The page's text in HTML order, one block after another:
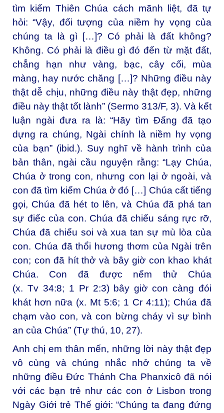
tìm kiếm Thiên Chúa cách mãnh liệt, đã tự
hỏi: “Vậy, đối tượng của niềm hy vọng của
chúng ta là gì […]? Có phải là đất không?
Không. Có phải là điều gì đó đến từ mặt đất,
chẳng hạn như vàng, bạc, cây cối, mùa
màng, hay nước chăng […]? Những điều này
thật dễ chịu, những điều này thật đẹp, những
điều này thật tốt lành” (Sermo 313/F, 3). Và kết
luận ngài đưa ra là: “Hãy tìm Đấng đã tạo
dựng ra chúng, Ngài chính là niềm hy vọng
của bạn” (ibid.). Suy nghĩ về hành trình của
bản thân, ngài cầu nguyện rằng: “Lạy Chúa,
Chúa ở trong con, nhưng con lại ở ngoài, và
con đã tìm kiếm Chúa ở đó […] Chúa cất tiếng
gọi, Chúa đã hét to lên, và Chúa đã phá tan
sự điếc của con. Chúa đã chiếu sáng rực rỡ,
Chúa đã chiếu soi và xua tan sự mù lòa của
con. Chúa đã thổi hương thơm của Ngài trên
con; con đã hít thở và bây giờ con khao khát
Chúa. Con đã được nếm thử Chúa
(x. Tv 34:8; 1 Pr 2:3) bây giờ con càng đói
khát hơn nữa (x. Mt 5:6; 1 Cr 4:11); Chúa đã
chạm vào con, và con bừng cháy vì sự bình
an của Chúa” (Tự thú, 10, 27).
Anh chị em thân mến, những lời này thật đẹp
vô cùng và chúng nhắc nhở chúng ta về
những điềuĐức Thánh Cha Phanxicô đã nói
với các bạn trẻ như các con ở Lisbon trong
Ngày Giới trẻ Thế giới: “Chúng ta đang đứng